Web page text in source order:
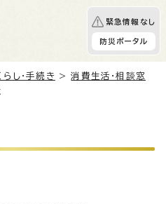
緊急情報なし
防災ポータル
らし・手続き >消費生活・相談窓